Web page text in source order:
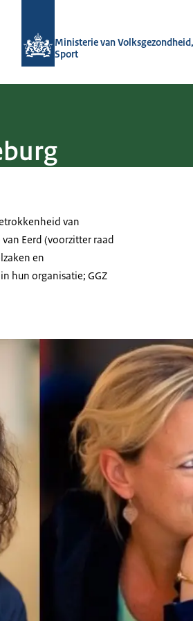
Ministerie van
Sport
van
Eerd (voorzitter raad
en
hun organisatie; GGZ
van Eerd (links) en Gloria Gribling